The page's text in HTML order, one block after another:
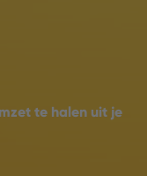
te halen uit je